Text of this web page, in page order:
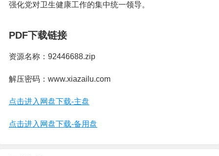
强化党对卫生健康工作的集中统一领导。
PDF下载链接
资源名称：92446688.zip
解压密码：www.xiazailu.com
点击进入网盘下载-主盘
点击进入网盘下载-备用盘